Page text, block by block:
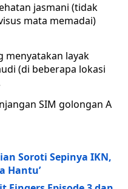
jasmani (tidak
mata memadai)
menyatakan layak
(di beberapa lokasi
SIM golongan A
Soroti Sepinya IKN,
Hantu’